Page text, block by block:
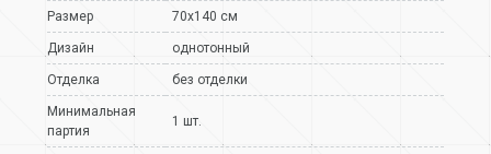
Размер 70х140 см
Дизайн однотонный
Отделка без отделки
Минимальная
партия
1 шт.